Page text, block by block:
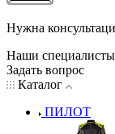
Нужна
Наши
Задать вопрос
Каталог
ПИЛОТ